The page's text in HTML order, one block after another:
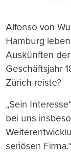
Alfonso von
Hamburg
Auskünften der
Geschäftsjahr
Zürich reiste?
„Sein
bei uns
seriösen Firma.“